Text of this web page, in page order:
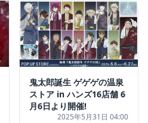
鬼太郎誕生 ゲゲゲの温泉
ストア in ハンズ16店舗 6
月6日より開催!
2025年5月31日 04:00